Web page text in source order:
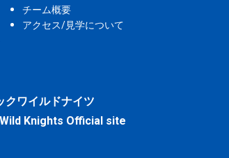
チーム概要
アクセス/見学について
クワイルドナイツ
Knights Official site